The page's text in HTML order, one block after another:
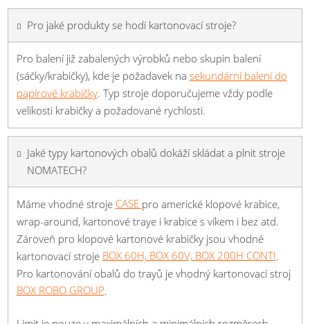
Pro jaké produkty se hodí kartonovací stroje?
Pro balení již zabalených výrobků nebo skupin balení
(sáčky/krabičky), kde je požadavek na sekundární balení do
papírové krabičky. Typ stroje doporučujeme vždy podle
velikosti krabičky a požadované rychlosti.
Jaké typy kartonových obalů dokáží skládat a plnit stroje
NOMATECH?
Máme vhodné stroje CASE pro americké klopové krabice,
wrap-around, kartonové traye i krabice s víkem i bez atd.
Zároveň pro klopové kartonové krabičky jsou vhodné
kartonovací stroje BOX 60H, BOX 60V, BOX 200H CONTI.
Pro kartonování obalů do trayů je vhodný kartonovací stroj
BOX ROBO GROUP.